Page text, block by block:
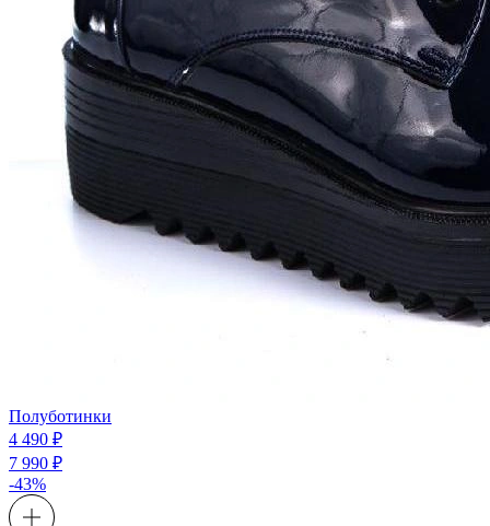
Полуботинки
4 490 ₽
7 990 ₽
-43%